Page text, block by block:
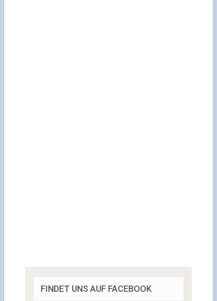
FINDET UNS AUF FACEBOOK